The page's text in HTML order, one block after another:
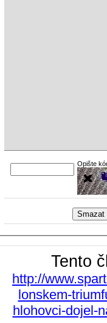
Opište
Tento
http://
lonskem-
hlohovci-dojel-